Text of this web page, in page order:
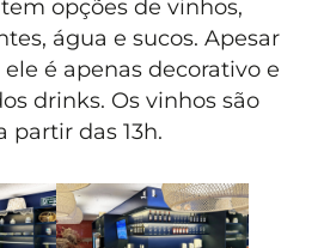
opções de vinhos,
água e sucos. Apesar
é apenas decorativo e
drinks. Os vinhos são
partir das 13h.